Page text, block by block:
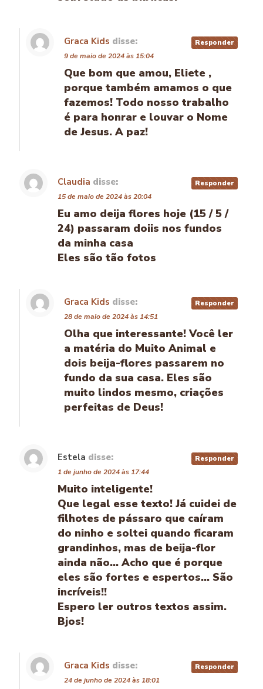
Graca Kids disse:
9 de maio de 2024 às 15:04
Que bom que amou, Eliete ,
porque também amamos o que
fazemos! Todo nosso trabalho
é para honrar e louvar o Nome
de Jesus. A paz!
Responder
Claudia disse:
15 de maio de 2024 às 20:04
Eu amo deija flores hoje (15 / 5 /
24) passaram doiis nos fundos
da minha casa
Eles são tão fotos
Responder
Graca Kids disse:
28 de maio de 2024 às 14:51
Olha que interessante! Você ler
a matéria do Muito Animal e
dois beija-flores passarem no
fundo da sua casa. Eles são
muito lindos mesmo, criações
perfeitas de Deus!
Responder
Estela disse:
1 de junho de 2024 às 17:44
Muito inteligente!
Que legal esse texto! Já cuidei de
filhotes de pássaro que caíram
do ninho e soltei quando ficaram
grandinhos, mas de beija-flor
ainda não… Acho que é porque
eles são fortes e espertos… São
incríveis!!
Espero ler outros textos assim.
Bjos!
Responder
Graca Kids disse:
24 de junho de 2024 às 18:01
Responder